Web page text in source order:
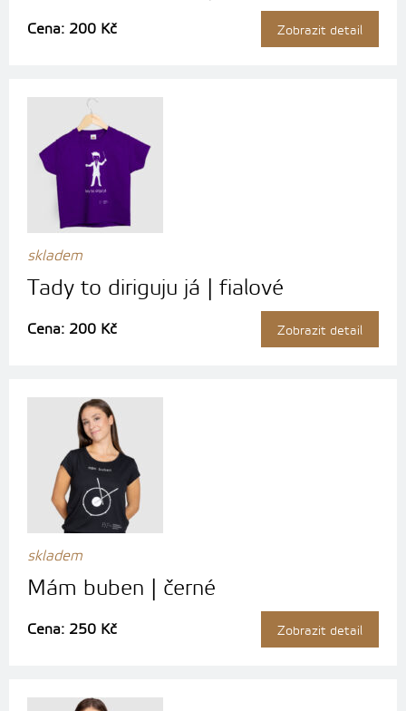
Cena: 200 Kč Zobrazit detail
skladem
Tady to diriguju já | fialové
Cena: 200 Kč Zobrazit detail
skladem
Mám buben | černé
Cena: 250 Kč Zobrazit detail